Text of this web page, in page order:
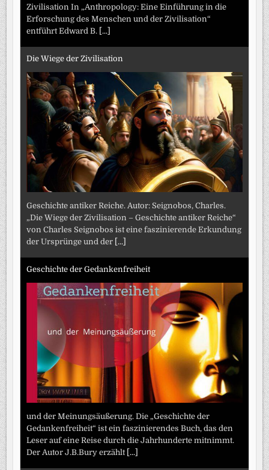
Zivilisation In „Anthropology: Eine Einführung in die
Erforschung des Menschen und der Zivilisation“
entführt Edward B. [...]
Die Wiege der Zivilisation
Geschichte antiker Reiche. Autor: Seignobos, Charles.
„Die Wiege der Zivilisation – Geschichte antiker Reiche“
von Charles Seignobos ist eine faszinierende Erkundung
der Ursprünge und der [...]
Geschichte der Gedankenfreiheit
und der Meinungsäußerung. Die „Geschichte der
Gedankenfreiheit“ ist ein faszinierendes Buch, das den
Leser auf eine Reise durch die Jahrhunderte mitnimmt.
Der Autor J.B.Bury erzählt [...]